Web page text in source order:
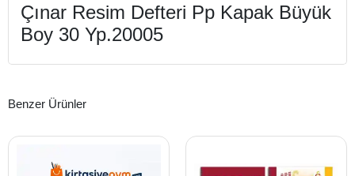
Çınar Resim Defteri Pp Kapak Büyük
Boy 30 Yp.20005
Benzer Ürünler